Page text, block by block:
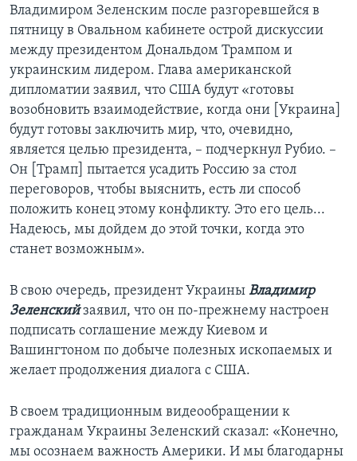
Владимиром Зеленским после разгоревшейся в
пятницу в Овальном кабинете острой дискуссии
между президентом Дональдом Трампом и
украинским лидером. Глава американской
дипломатии заявил, что США будут «готовы
возобновить взаимодействие, когда они [Украина]
будут готовы заключить мир, что, очевидно,
является целью президента, – подчеркнул Рубио. –
Он [Трамп] пытается усадить Россию за стол
переговоров, чтобы выяснить, есть ли способ
положить конец этому конфликту. Это его цель...
Надеюсь, мы дойдем до этой точки, когда это
станет возможным».
В свою очередь, президент Украины Владимир
Зеленскийзаявил, что он по-прежнему настроен
подписать соглашение между Киевом и
Вашингтоном по добыче полезных ископаемых и
желает продолжения диалога с США.
В своем традиционным видеообращении к
гражданам Украины Зеленский сказал: «Конечно,
мы осознаем важность Америки. И мы благодарны